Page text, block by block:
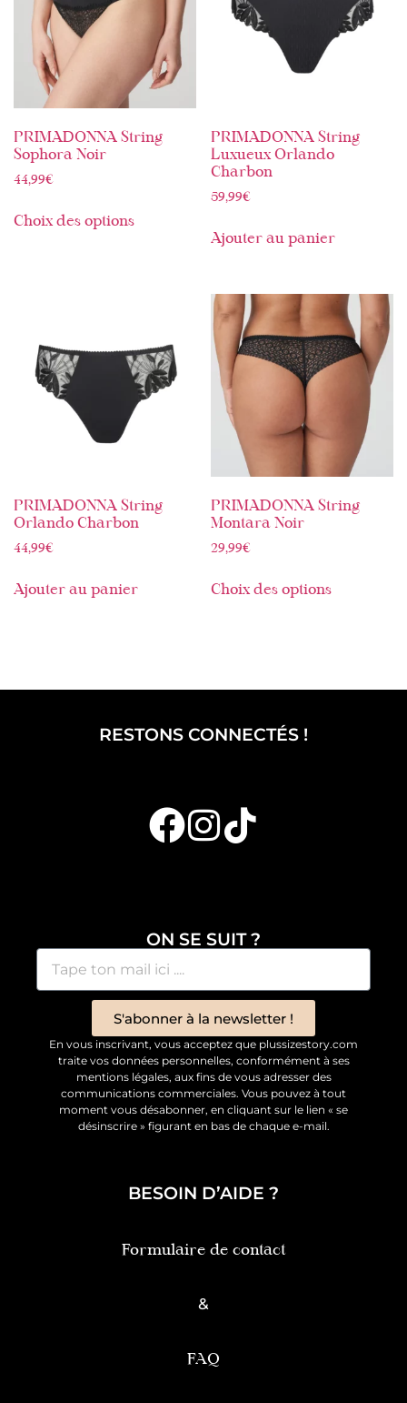
PRIMADONNA String
Sophora Noir
44,99€
Choix des options
PRIMADONNA String
Luxueux Orlando
Charbon
59,99€
Ajouter au panier
PRIMADONNA String
Orlando Charbon
44,99€
Ajouter au panier
PRIMADONNA String
Montara Noir
29,99€
Choix des options
RESTONS CONNECTÉS !
ON SE SUIT ?
S'abonner à la newsletter !
En vous inscrivant, vous acceptez que plussizestory.com
traite vos données personnelles, conformément à ses
mentions légales, aux fins de vous adresser des
communications commerciales. Vous pouvez à tout
moment vous désabonner, en cliquant sur le lien « se
désinscrire » figurant en bas de chaque e-mail.
BESOIN D’AIDE ?
Formulaire de contact
&
FAQ